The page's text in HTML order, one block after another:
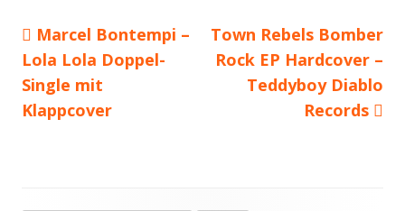
Beitragsnavigation
Vorheriger
Beitrag:
Marcel Bontempi –
Lola Lola Doppel-
Single mit
Klappcover
Nächster
Beitrag
Town Rebels Bomber
Rock EP Hardcover –
Teddyboy Diablo
Records